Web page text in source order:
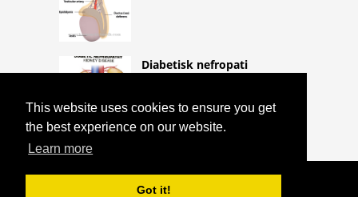
This website uses cookies to ensure you get
the best experience on our website.
Learn more
Got it!
Diabetisk nefropati
COPYRIGHT 2026 HTTPS://CQLIFE.NET